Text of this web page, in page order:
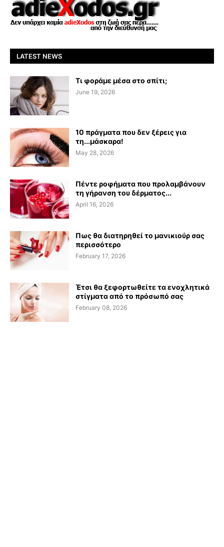
LATEST NEWS
Τι φοράμε μέσα στο σπίτι;
June 19, 2026
10 πράγματα που δεν ξέρεις για
τη...μάσκαρα!
May 28, 2026
Πέντε ροφήματα που προλαμβάνουν
τη γήρανση του δέρματος...
April 16, 2026
Πως θα διατηρηθεί το μανικιούρ σας
περισσότερο
February 17, 2026
Έτσι θα ξεφορτωθείτε τα ενοχλητικά
στίγματα από το πρόσωπό σας
February 08, 2026